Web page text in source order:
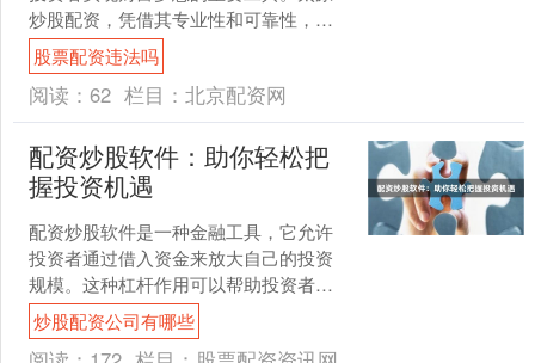
炒股配资，凭借其专业性和可靠性，为
投资者提供了强大的助力。 太原炒股配
资提供灵活的配资方案，....
股票配资违法吗
阅读： 62 栏目： 北京配资网
配资炒股软件：助你轻松把
握投资机遇
配资炒股软件是一种金融工具，它允许
投资者通过借入资金来放大自己的投资
规模。这种杠杆作用可以帮助投资者在
市场波动中获得更大的收益，但同时也
会带来更高的风险。 配资....
炒股配资公司有哪些